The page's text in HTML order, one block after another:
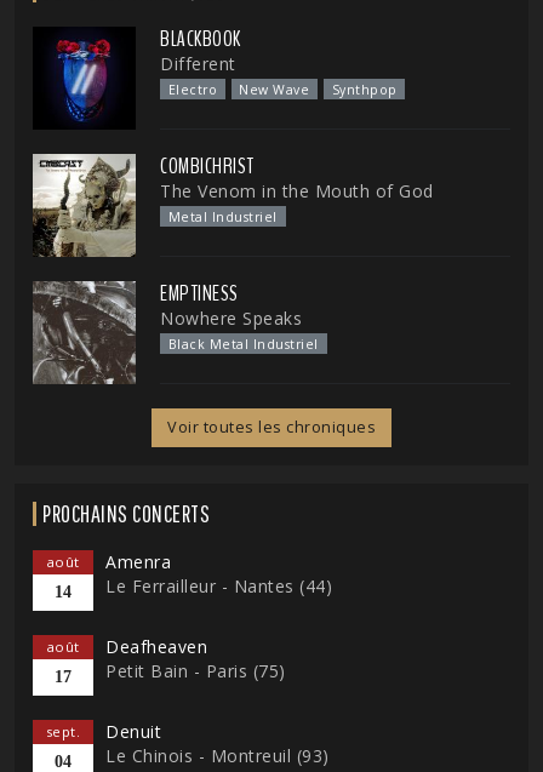
BLACKBOOK
Different
Electro New Wave Synthpop
COMBICHRIST
The Venom in the Mouth of God
Metal Industriel
EMPTINESS
Nowhere Speaks
Black Metal Industriel
Voir toutes les chroniques
PROCHAINS CONCERTS
août
14
Amenra
Le Ferrailleur - Nantes (44)
août
17
Deafheaven
Petit Bain - Paris (75)
sept.
04
Denuit
Le Chinois - Montreuil (93)